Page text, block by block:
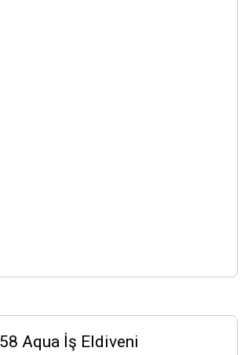
Aqua İş Eldiveni